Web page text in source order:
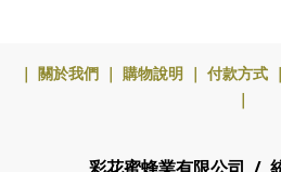
｜ 關於我們 ｜ 購物說明 ｜ 付款方式 ｜
｜